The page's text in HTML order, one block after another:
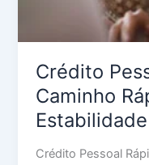
Crédito
Caminho
Crédito Pessoal